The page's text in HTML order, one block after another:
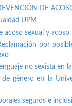
DE
UPM
acoso sexual y acoso
por
no sexista en
de género en la
seguros e